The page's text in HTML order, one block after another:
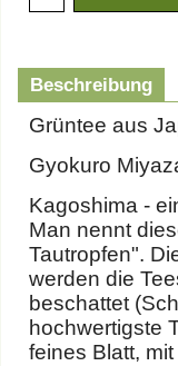
Beschreibung
Grüntee aus
Gyokuro
Kagoshima -
Man nennt
Tautropfen".
werden die
beschattet
hochwertigste
feines Blatt,